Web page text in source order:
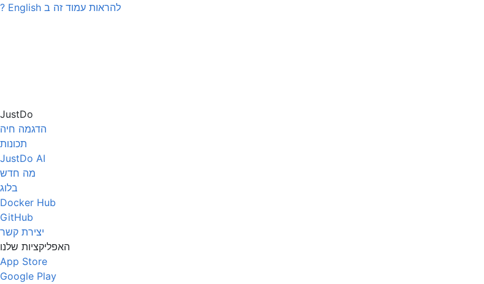
להראות עמוד זה ב English
?
JustDo
הדגמה חיה
תכונות
JustDo AI
מה חדש
בלוג
Docker Hub
GitHub
יצירת קשר
האפליקציות שלנו
App Store
Google Play